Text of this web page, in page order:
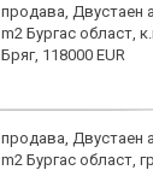
продава, Двустаен
m2 Бургас област,
Бряг, 118000 EUR
продава, Двустаен
m2 Бургас област,